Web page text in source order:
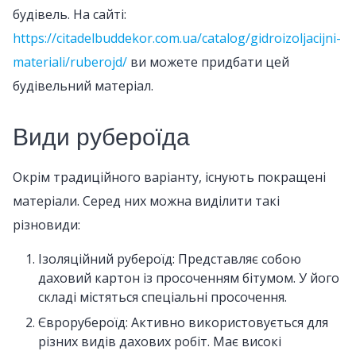
будівель. На сайті:
https://citadelbuddekor.com.ua/catalog/gidroizoljacijni-
materiali/ruberojd/ ви можете придбати цей
будівельний матеріал.
Види рубероїда
Окрім традиційного варіанту, існують покращені
матеріали. Серед них можна виділити такі
різновиди:
Ізоляційний рубероїд: Представляє собою
даховий картон із просоченням бітумом. У його
складі містяться спеціальні просочення.
Єврорубероїд: Активно використовується для
різних видів дахових робіт. Має високі